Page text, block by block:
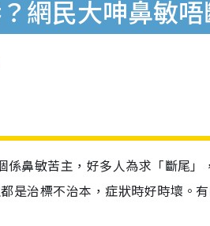
網民大呻鼻敏
係鼻敏苦主，好多人為求「斷尾
是治標不治本，症狀時好時壞。